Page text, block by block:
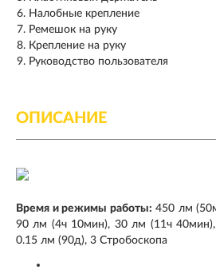
Налобные крепление
Ремешок на руку
Крепление на руку
Руководство пользователя
ОПИСАНИЕ
Время и режимы работы: 450 лм
90 лм (4ч 10мин), 30 лм (11ч
0.15 лм (90д), 3 Стробоскопа